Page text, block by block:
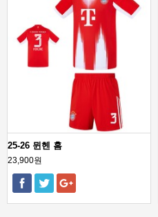
25-26 뮌헨 홈
23,900원